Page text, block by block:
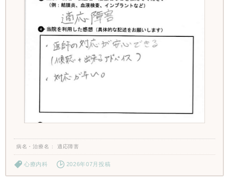
病名・治療名 適応障害
心療内科 2026年07月投稿